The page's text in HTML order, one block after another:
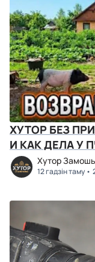
ХУТОР БЕЗ
И КАК ДЕЛА У
Хутор
12 гадзін таму